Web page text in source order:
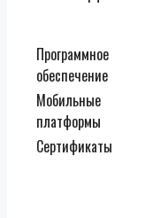
Программное
обеспечение
Мобильные
платформы
Сертификаты